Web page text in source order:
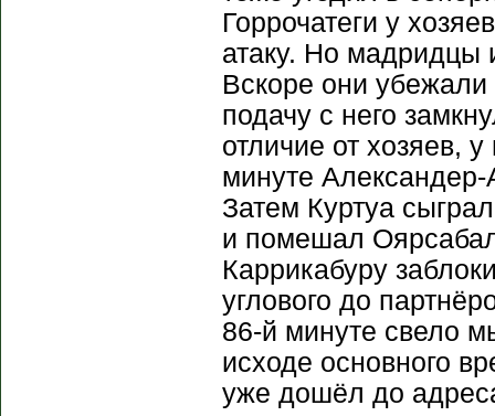
Горрочатеги у
атаку. Но мадридцы
Вскоре они убежали
подачу с него
отличие от хозяев,
минуте
Затем Куртуа
и помешал
Каррикабуру
углового до
86-й минуте свело
исходе основного
уже дошёл до